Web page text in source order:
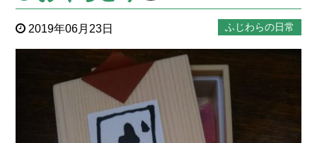
2019年06月23日 ふじわらの日常